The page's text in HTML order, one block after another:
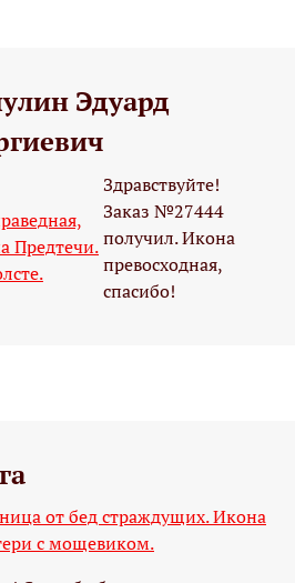
Эдуард
Предтечи.
Здравствуйте!
Заказ №27444
получил. Икона
превосходная,
спасибо!
от бед страждущих. Икона
с мощевиком.